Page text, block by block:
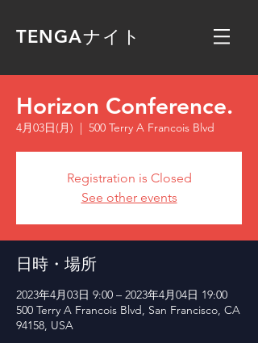
TENGAナイト
Horizon Conference.
4月03日(月)
  |
500 Terry A Francois Blvd
Registration is Closed
See other events
日時・場所
2023年4月03日 9:00 – 2023年4月04日 19:00
500 Terry A Francois Blvd, San Francisco, CA
94158, USA